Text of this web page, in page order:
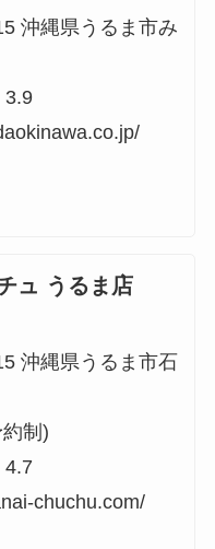
沖縄県うるま市み
3.9
ュ うるま店
沖縄県うるま市石
制)
4.7
chuchu.com/